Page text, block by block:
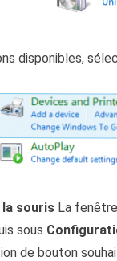
disponibles,
souris La
sous
de bouton